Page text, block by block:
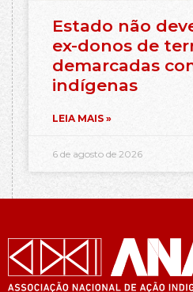
Estado não
ex-donos de
demarcadas
indígenas
LEIA MAIS »
6 de agosto de 2026